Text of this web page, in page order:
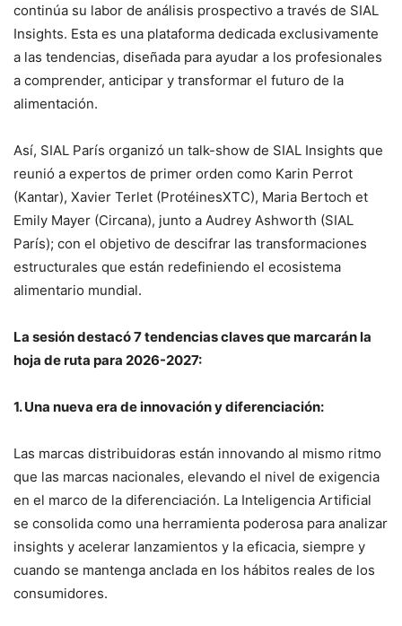
continúa su labor de análisis prospectivo a través de SIAL
Insights. Esta es una plataforma dedicada exclusivamente
a las tendencias, diseñada para ayudar a los profesionales
a comprender, anticipar y transformar el futuro de la
alimentación.
Así, SIAL París organizó un talk-show de SIAL Insights que
reunió a expertos de primer orden como Karin Perrot
(Kantar), Xavier Terlet (ProtéinesXTC), Maria Bertoch et
Emily Mayer (Circana), junto a Audrey Ashworth (SIAL
París); con el objetivo de descifrar las transformaciones
estructurales que están redefiniendo el ecosistema
alimentario mundial.
La sesión destacó 7 tendencias claves que marcarán la
hoja de ruta para 2026-2027:
1. Una nueva era de innovación y diferenciación:
Las marcas distribuidoras están innovando al mismo ritmo
que las marcas nacionales, elevando el nivel de exigencia
en el marco de la diferenciación. La Inteligencia Artificial
se consolida como una herramienta poderosa para analizar
insights y acelerar lanzamientos y la eficacia, siempre y
cuando se mantenga anclada en los hábitos reales de los
consumidores.